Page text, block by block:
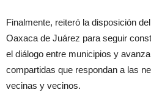
Finalmente, reiteró la disposición
Oaxaca de Juárez para seguir
el diálogo entre municipios y
compartidas que respondan a las
vecinas y vecinos.